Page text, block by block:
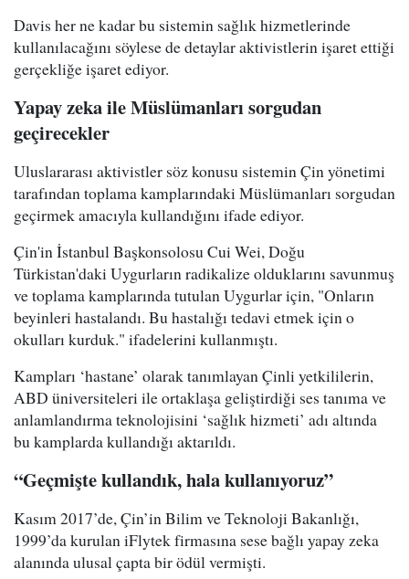
Davis her ne kadar bu sistemin sağlık hizmetlerinde
kullanılacağını söylese de detaylar aktivistlerin işaret ettiği
gerçekliğe işaret ediyor.
Yapay zeka ile Müslümanları sorgudan
geçirecekler
Uluslararası aktivistler söz konusu sistemin Çin yönetimi
tarafından toplama kamplarındaki Müslümanları sorgudan
geçirmek amacıyla kullandığını ifade ediyor.
Çin'in İstanbul Başkonsolosu Cui Wei, Doğu
Türkistan'daki Uygurların radikalize olduklarını savunmuş
ve toplama kamplarında tutulan Uygurlar için, "Onların
beyinleri hastalandı. Bu hastalığı tedavi etmek için o
okulları kurduk." ifadelerini kullanmıştı.
Kampları ‘hastane’ olarak tanımlayan Çinli yetkililerin,
ABD üniversiteleri ile ortaklaşa geliştirdiği ses tanıma ve
anlamlandırma teknolojisini ‘sağlık hizmeti’ adı altında
bu kamplarda kullandığı aktarıldı.
“Geçmişte kullandık, hala kullanıyoruz”
Kasım 2017’de, Çin’in Bilim ve Teknoloji Bakanlığı,
1999’da kurulan iFlytek firmasına sese bağlı yapay zeka
alanında ulusal çapta bir ödül vermişti.